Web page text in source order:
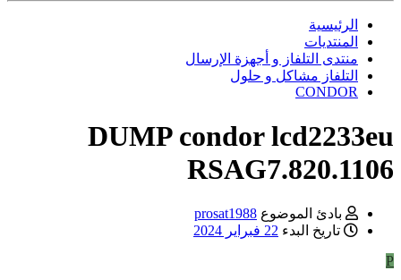
الرئيسية
المنتديات
منتدى التلفاز و أجهزة الإرسال
التلفاز مشاكل و حلول
CONDOR
DUMP condor lcd2233eu
RSAG7.820.1106
بادئ الموضوع prosat1988
تاريخ البدء 22 فبراير 2024
P